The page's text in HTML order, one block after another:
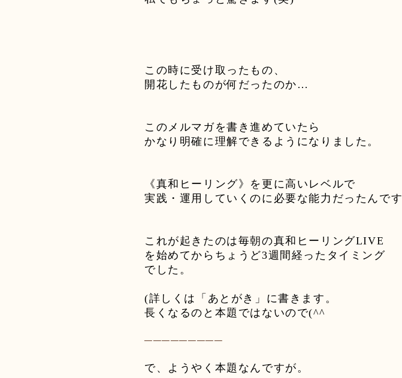
この時に受け取ったもの、
開花したものが何だったのか …
このメルマガを書き進めていたら
かなり明確に理解できるようになりました。
《真和ヒーリング》を更に高いレベルで
実践・運用していくのに必要な能力だったんです
これが起きたのは毎朝の真和ヒーリングLIVE
を始めてからちょうど3週間経ったタイミング
でした。
(詳しくは「あとがき」に書きます。
長くなるのと本題ではないので(^^
─────────
で、ようやく本題なんですが。